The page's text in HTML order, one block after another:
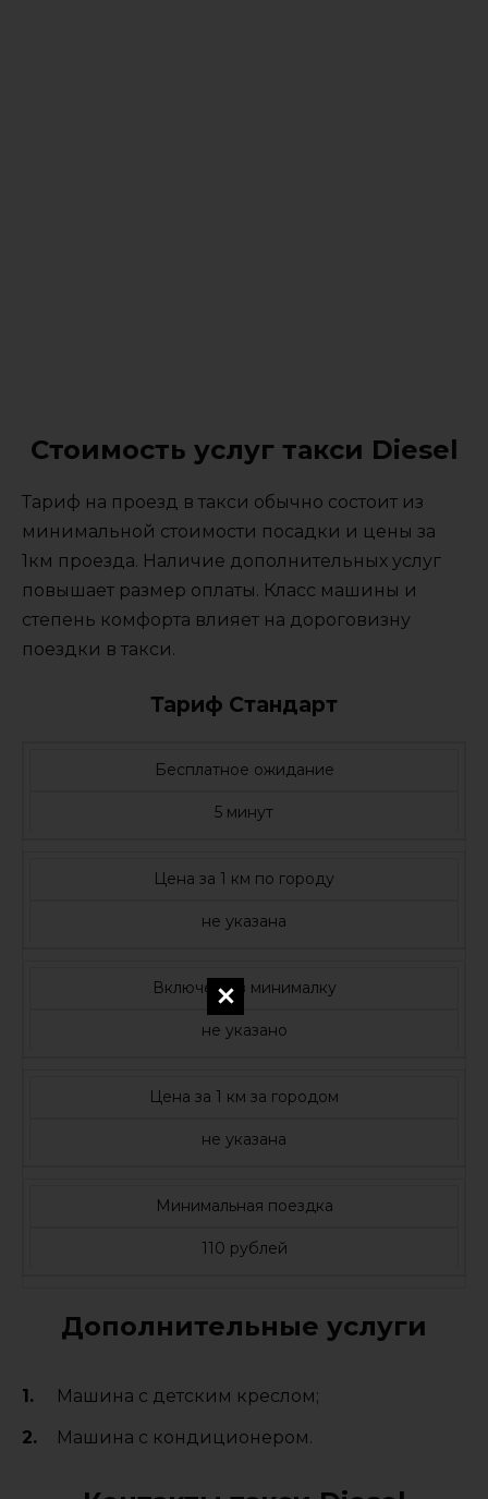
Стоимость услуг такси Diesel
Тариф на проезд в такси обычно состоит из
минимальной стоимости посадки и цены за
1км проезда. Наличие дополнительных услуг
повышает размер оплаты. Класс машины и
степень комфорта влияет на дороговизну
поездки в такси.
Тариф Стандарт
Бесплатное ожидание
5 минут
Цена за 1 км по городу
не указана
Включено в минималку
не указано
Цена за 1 км за городом
не указана
Минимальная поездка
110 рублей
Дополнительные услуги
Машина с детским креслом;
Машина с кондиционером.